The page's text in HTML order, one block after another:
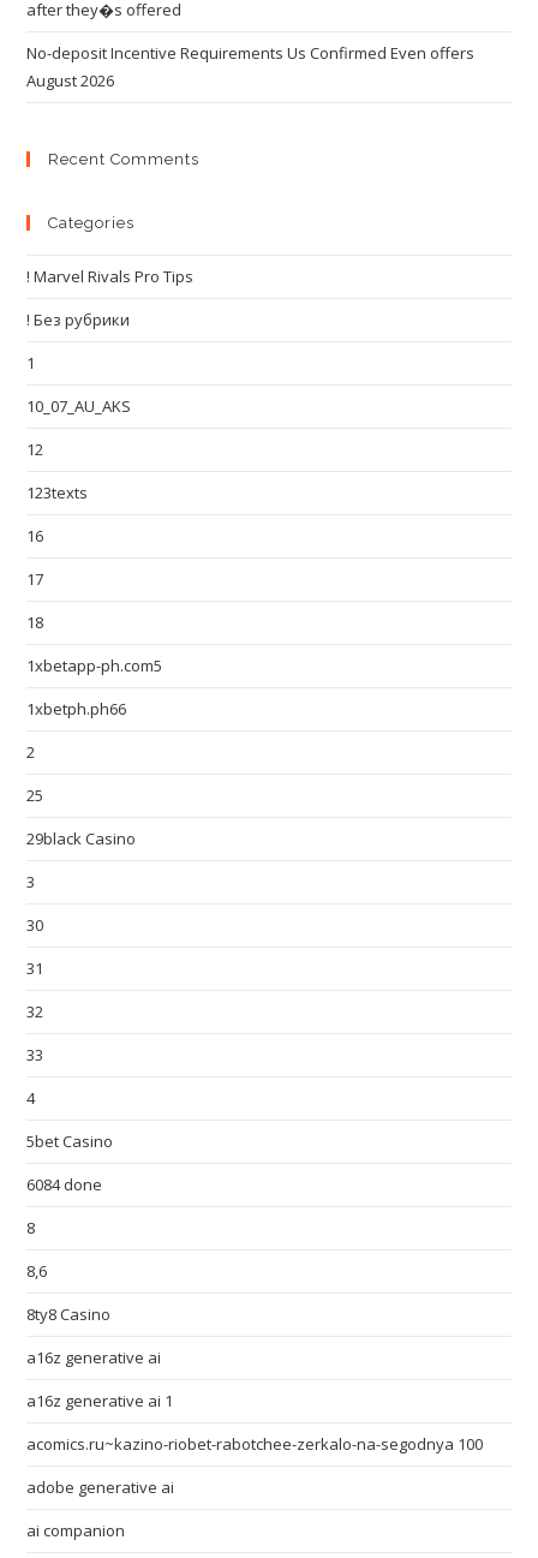
after they�s offered
No-deposit Incentive Requirements Us Confirmed Even offers
August 2026
Recent Comments
Categories
! Marvel Rivals Pro Tips
! Без рубрики
1
10_07_AU_AKS
12
123texts
16
17
18
1xbetapp-ph.com5
1xbetph.ph66
2
25
29black Casino
3
30
31
32
33
4
5bet Casino
6084 done
8
8,6
8ty8 Casino
a16z generative ai
a16z generative ai 1
acomics.ru~kazino-riobet-rabotchee-zerkalo-na-segodnya 100
adobe generative ai
ai companion